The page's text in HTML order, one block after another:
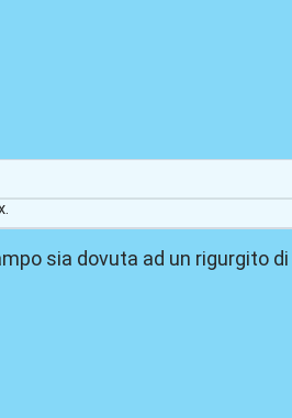
sia dovuta ad un rigurgito